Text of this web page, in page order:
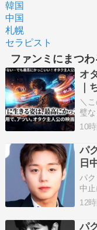
韓国
中国
札幌
セラピスト
ファンミにまつ
オ
い
＼
璧
主
人
も
え
あ
10
パ
日
パ
中
皆
出
関
12
パ